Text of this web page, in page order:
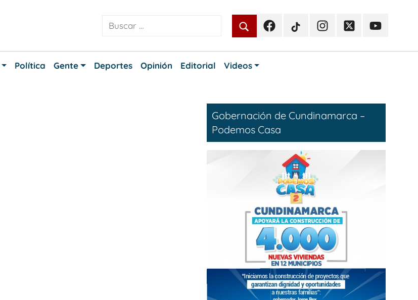
FacebookTikTokInstagramTwitterYoutube
Política Gente Deportes Opinión Editorial Videos
Gobernación de Cundinamarca –
Podemos Casa